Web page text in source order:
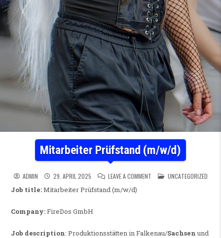
Mitarbeiter Prüfstand (m/w/d)
ADMIN 29. APRIL 2025 LEAVE A COMMENTON MITARBEITER
POSTED IN
UNCATEGORIZED
Job title:Mitarbeiter Prüfstand (m/w/d)
Company:FireDos GmbH
Job description: Produktionsstätten in Falkenau/Sachsen und